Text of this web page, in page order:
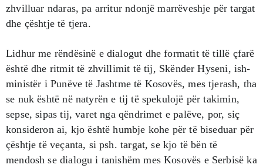
zhvilluar ndaras, pa arritur ndonjë marrëveshje për targat
dhe çështje të tjera.
Lidhur me rëndësinë e dialogut dhe formatit të tillë çfarë
është dhe ritmit të zhvillimit të tij, Skënder Hyseni, ish-
ministër i Punëve të Jashtme të Kosovës, mes tjerash, tha
se nuk është në natyrën e tij të spekulojë për takimin,
sepse, sipas tij, varet nga qëndrimet e palëve, por, siç
konsideron ai, kjo është humbje kohe për të biseduar për
çështje të veçanta, si psh. targat, se kjo të bën të
mendosh se dialogu i tanishëm mes Kosovës e Serbisë ka